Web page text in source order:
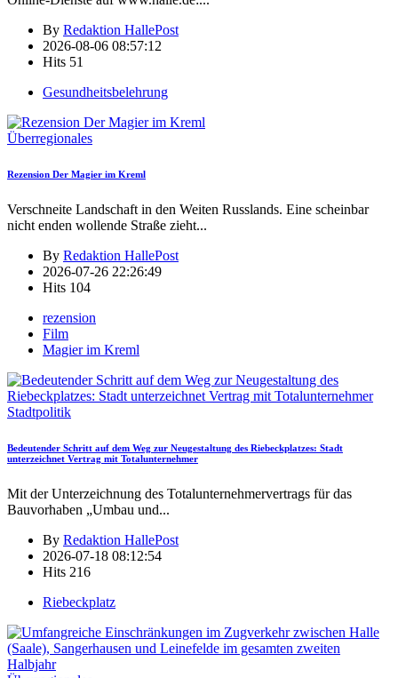
By Redaktion HallePost
2026-08-06 08:57:12
Hits 51
Gesundheitsbelehrung
Überregionales
Rezension Der Magier im Kreml
Verschneite Landschaft in den Weiten Russlands. Eine scheinbar
nicht enden wollende Straße zieht...
By Redaktion HallePost
2026-07-26 22:26:49
Hits 104
rezension
Film
Magier im Kreml
Stadtpolitik
Bedeutender Schritt auf dem Weg zur Neugestaltung des Riebeckplatzes: Stadt
unterzeichnet Vertrag mit Totalunternehmer
Mit der Unterzeichnung des Totalunternehmervertrags für das
Bauvorhaben „Umbau und...
By Redaktion HallePost
2026-07-18 08:12:54
Hits 216
Riebeckplatz